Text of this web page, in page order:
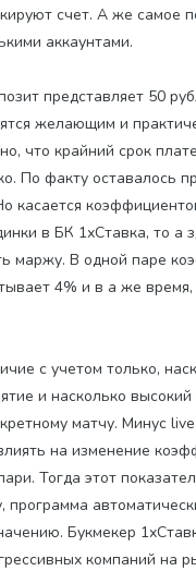
счет. А же самое
аккаунтами.
представляет 50
желающим и
что крайний срок
По факту оставалось
касается
в БК 1хСтавка, то а
маржу. В одной паре
4% и в а же
с учетом только,
и насколько высокий
матчу. Минус
на изменение
Тогда этот
программа
Букмекер
компаний на